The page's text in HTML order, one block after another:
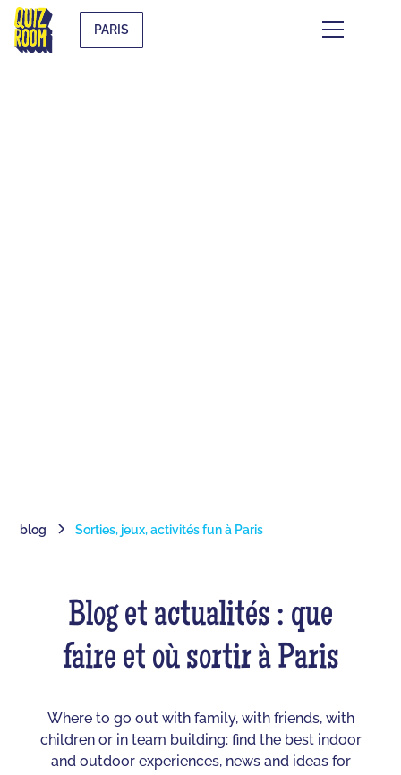
PARIS
blog Sorties, jeux, activités fun à Paris
Blog et actualités : que
faire et où sortir à Paris
Where to go out with family, with friends, with
children or in team building: find the best indoor
and outdoor experiences, news and ideas for